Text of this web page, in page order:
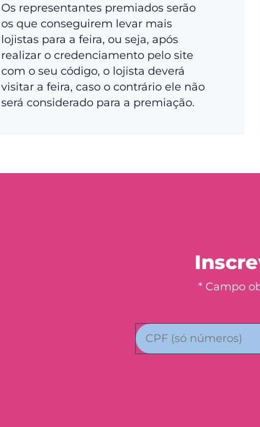
Os representantes premiados serão
os que conseguirem levar mais
lojistas para a feira, ou seja, após
realizar o credenciamento pelo site
com o seu código, o lojista deverá
visitar a feira, caso o contrário ele não
será considerado para a premiação.
* Campo